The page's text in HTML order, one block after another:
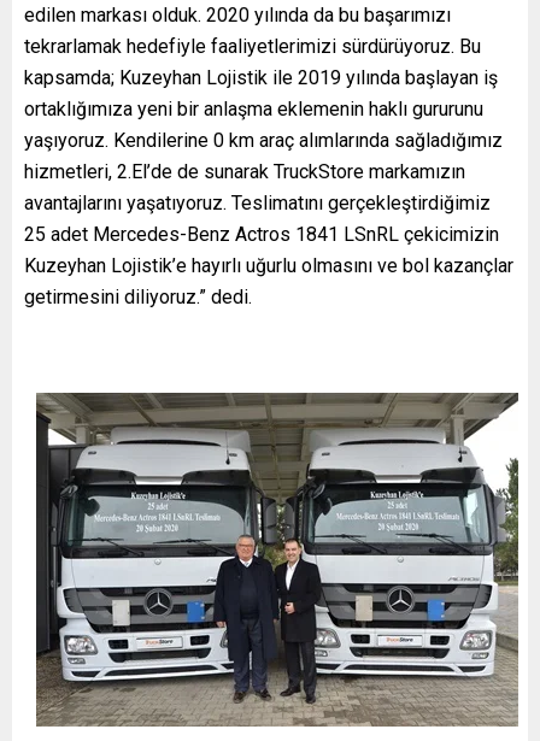
edilen markası olduk. 2020 yılında da bu başarımızı
tekrarlamak hedefiyle faaliyetlerimizi sürdürüyoruz. Bu
kapsamda; Kuzeyhan Lojistik ile 2019 yılında başlayan iş
ortaklığımıza yeni bir anlaşma eklemenin haklı gururunu
yaşıyoruz. Kendilerine 0 km araç alımlarında sağladığımız
hizmetleri, 2.El’de de sunarak TruckStore markamızın
avantajlarını yaşatıyoruz. Teslimatını gerçekleştirdiğimiz
25 adet Mercedes-Benz Actros 1841 LSnRL çekicimizin
Kuzeyhan Lojistik’e hayırlı uğurlu olmasını ve bol kazançlar
getirmesini diliyoruz.” dedi.